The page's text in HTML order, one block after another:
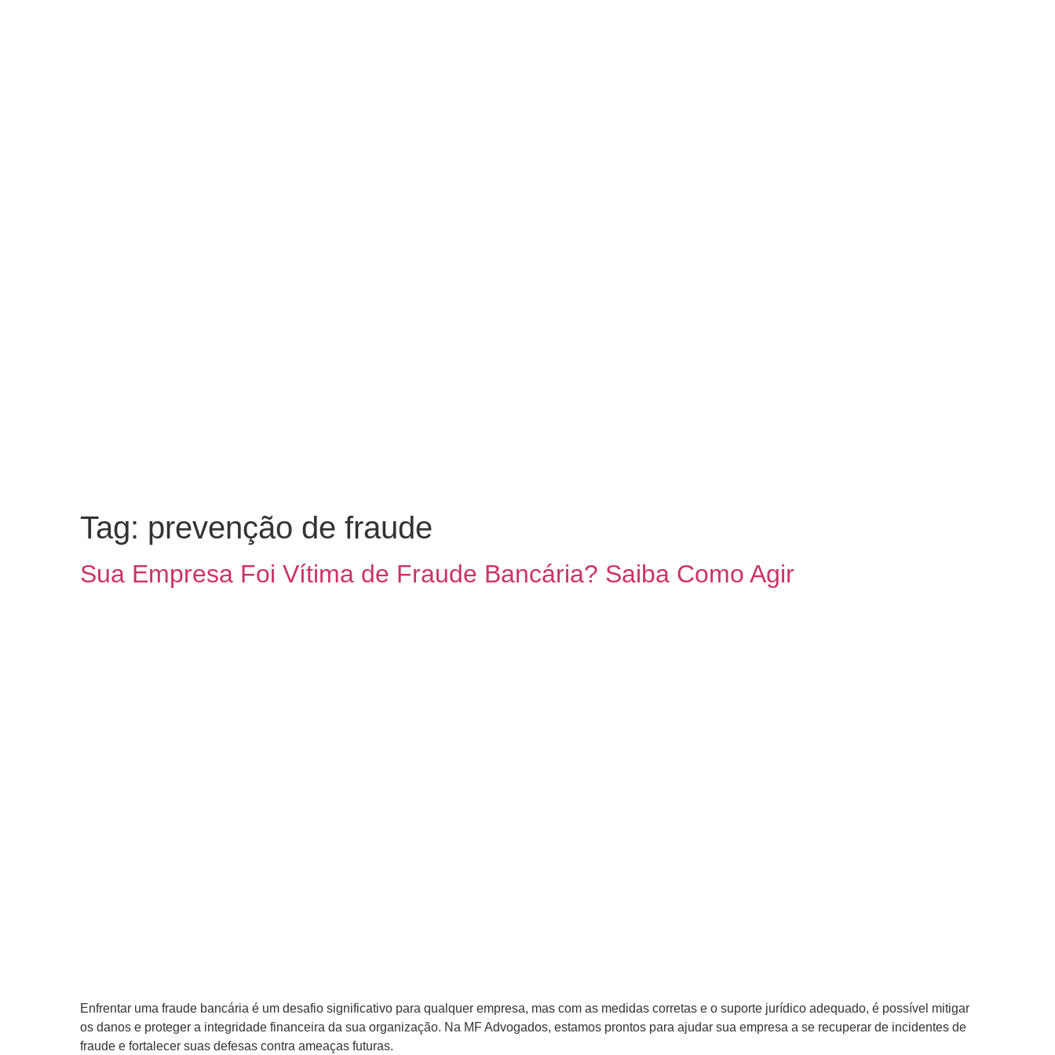
Tag: prevenção de fraude
Sua Empresa Foi Vítima de Fraude Bancária? Saiba Como Agir
Enfrentar uma fraude bancária é um desafio significativo para qualquer empresa, mas com as medidas corretas e o suporte jurídico adequado, é possível mitigar
os danos e proteger a integridade financeira da sua organização. Na MF Advogados, estamos prontos para ajudar sua empresa a se recuperar de incidentes de
fraude e fortalecer suas defesas contra ameaças futuras.